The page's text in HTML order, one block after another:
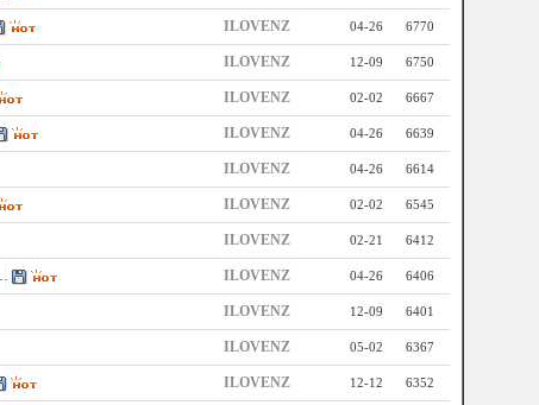
ILOVENZ 04-26 6770
ILOVENZ 12-09 6750
ILOVENZ 02-02 6667
ILOVENZ 04-26 6639
ILOVENZ 04-26 6614
ILOVENZ 02-02 6545
ILOVENZ 02-21 6412
ILOVENZ 04-26 6406
ILOVENZ 12-09 6401
ILOVENZ 05-02 6367
ILOVENZ 12-12 6352